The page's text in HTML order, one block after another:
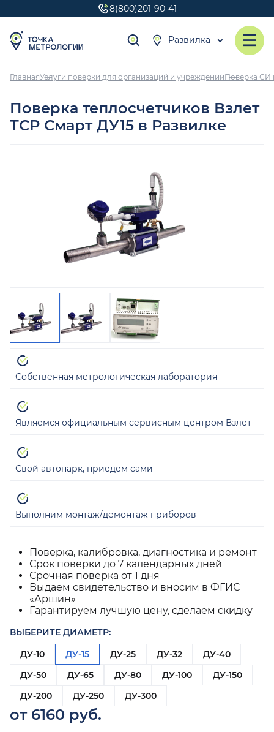
8(800)201-90-41
Развилка
ГлавнаяУслуги поверки для организаций и учрежденийПоверка СИ
Поверка теплосчетчиков Взлет
ТСР Смарт ДУ15 в Развилке
Поверка, калибровка, диагностика и ремонт
Срок поверки до 7 календарных дней
Срочная поверка от 1 дня
Выдаем свидетельство и вносим в ФГИС
«Аршин»
Гарантируем лучшую цену, сделаем скидку
ВЫБЕРИТЕ ДИАМЕТР:
ДУ-10
ДУ-15 ДУ-25 ДУ-32
ДУ-40
ДУ-50
ДУ-65 ДУ-80 ДУ-100
ДУ-150
ДУ-200
ДУ-250 ДУ-300
от 6160 руб.
Собственная метрологическая лаборатория
Являемся официальным сервисным центром Взлет
Свой автопарк, приедем сами
Выполним монтаж/демонтаж приборов